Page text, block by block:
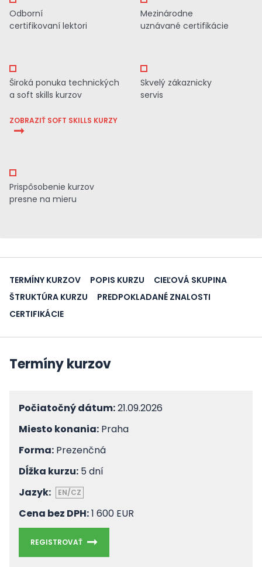
Odborní
certifikovaní lektori
Mezinárodne
uznávané certifikácie
Široká ponuka technických
a soft skills kurzov
ZOBRAZIŤ SOFT SKILLS KURZY
Skvelý zákaznicky
servis
Prispôsobenie kurzov
presne na mieru
TERMÍNY KURZOV POPIS KURZU
CIEĽOVÁ SKUPINA
ŠTRUKTÚRA KURZU
PREDPOKLADANÉ ZNALOSTI
CERTIFIKÁCIE
Termíny kurzov
Počiatočný dátum:21.09.2026
Miesto konania: Praha
Forma: Prezenčná
Dĺžka kurzu: 5 dní
Jazyk:
EN/CZ
Cena bez DPH:1 600 EUR
REGISTROVAŤ